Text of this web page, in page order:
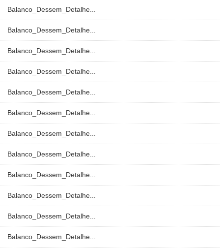
Balanco_Dessem_Detalhe...
Balanco_Dessem_Detalhe...
Balanco_Dessem_Detalhe...
Balanco_Dessem_Detalhe...
Balanco_Dessem_Detalhe...
Balanco_Dessem_Detalhe...
Balanco_Dessem_Detalhe...
Balanco_Dessem_Detalhe...
Balanco_Dessem_Detalhe...
Balanco_Dessem_Detalhe...
Balanco_Dessem_Detalhe...
Balanco_Dessem_Detalhe...